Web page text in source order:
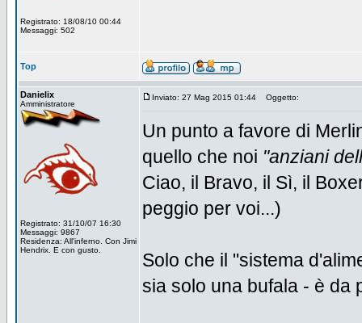
Registrato: 18/08/10 00:44
Messaggi: 502
Top
Danielix
Amministratore
Registrato: 31/10/07 16:30
Messaggi: 9867
Residenza: All'inferno. Con Jimi
Hendrix. E con gusto.
Inviato: 27 Mag 2015 01:44 Oggetto:
Un punto a favore di
quello che noi "anziani
Ciao, il Bravo, il Sì, il
peggio per voi...)
Solo che il "sistema
sia solo una bufala - è da